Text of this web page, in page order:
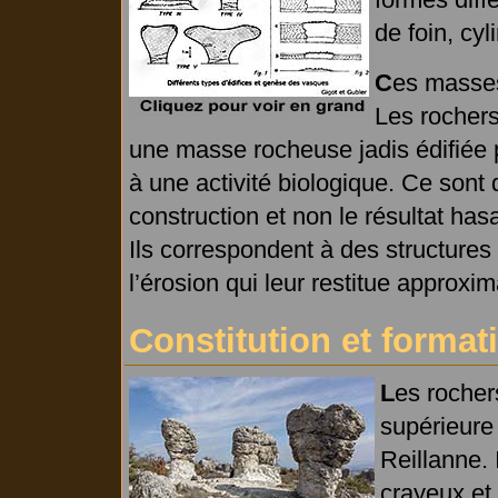
de foin,
Ces
Les
une masse rocheuse jadis édifiée
à une activité biologique. Ce sont
construction et non le résultat
Ils correspondent à des
l’érosion qui leur restitue
Constitution et
Les
Reillanne.